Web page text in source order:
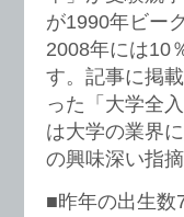
が1990年ビー
2008年には10
す。記事に掲
った「大学全
は大学の業界
の興味深い指
■昨年の出生数